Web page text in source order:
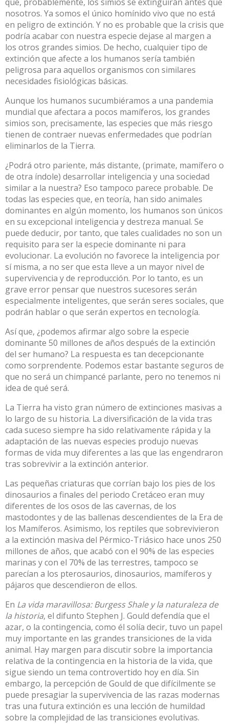
nosotros. Ya somos el único homínido vivo que no está
en peligro de extinción. Y no es probable que la crisis que
podría acabar con nuestra especie dejase al margen a
los otros grandes simios. De hecho, cualquier tipo de
extinción que afecte a los humanos sería también
peligrosa para aquellos organismos con similares
necesidades fisiológicas básicas.
Aunque los humanos sucumbiéramos a una pandemia
mundial que afectara a pocos mamíferos, los grandes
simios son, precisamente, las especies que más riesgo
tienen de contraer nuevas enfermedades que podrían
eliminarlos de la Tierra.
¿Podrá otro pariente, más distante, (primate, mamífero o
de otra índole) desarrollar inteligencia y una sociedad
similar a la nuestra? Eso tampoco parece probable. De
todas las especies que, en teoría, han sido animales
dominantes en algún momento, los humanos son únicos
en su excepcional inteligencia y destreza manual. Se
puede deducir, por tanto, que tales cualidades no son un
requisito para ser la especie dominante ni para
evolucionar. La evolución no favorece la inteligencia por
sí misma, a no ser que esta lleve a un mayor nivel de
supervivencia y de reproducción. Por lo tanto, es un
grave error pensar que nuestros sucesores serán
especialmente inteligentes, que serán seres sociales, que
podrán hablar o que serán expertos en tecnología.
Así que, ¿podemos afirmar algo sobre la especie
dominante 50 millones de años después de la extinción
del ser humano? La respuesta es tan decepcionante
como sorprendente. Podemos estar bastante seguros de
que no será un chimpancé parlante, pero no tenemos ni
idea de qué será.
La Tierra ha visto gran número de extinciones masivas a
lo largo de su historia. La diversificación de la vida tras
cada suceso siempre ha sido relativamente rápida y la
adaptación de las nuevas especies produjo nuevas
formas de vida muy diferentes a las que las engendraron
tras sobrevivir a la extinción anterior.
Las pequeñas criaturas que corrían bajo los pies de los
dinosaurios a finales del periodo Cretáceo eran muy
diferentes de los osos de las cavernas, de los
mastodontes y de las ballenas descendientes de la Era de
los Mamíferos. Asimismo, los reptiles que sobrevivieron
a la extinción masiva del Pérmico-Triásico hace unos 250
millones de años, que acabó con el 90% de las especies
marinas y con el 70% de las terrestres, tampoco se
parecían a los pterosaurios, dinosaurios, mamíferos y
pájaros que descendieron de ellos.
En La vida maravillosa: Burgess Shale y la naturaleza de
la historia, el difunto Stephen J. Gould defendía que el
azar, o la contingencia, como él solía decir, tuvo un papel
muy importante en las grandes transiciones de la vida
animal. Hay margen para discutir sobre la importancia
relativa de la contingencia en la historia de la vida, que
sigue siendo un tema controvertido hoy en día. Sin
embargo, la percepción de Gould de que difícilmente se
puede presagiar la supervivencia de las razas modernas
tras una futura extinción es una lección de humildad
sobre la complejidad de las transiciones evolutivas.